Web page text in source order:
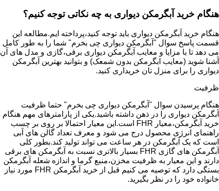
هنگام خرید آبگرمکن دیواری به چه نکاتی توجه کنیم؟
هنگام خرید آبگرمکن دیواری باید توجه کنید،پرداخته ایم.مطالعه این
قسمت پاسخ سوال "آبگرمکن دیواری چی بخرم" شما را به طور کامل
می دهد تا با مزایا و معایب آبگرمکن دیواری برقی،گازی و مدل های آن
آشنا شوید (معایب ابگرمکن بدون شمعک) و بتوانید بهترین آبگرمکن
دیواری را برای منزل تان خریداری کنید.
ظرفیت
هنگام پرسیدن سوال "آبگرمکن دیواری چی بخرم" حتما ظرفیت
آبگرمکن دیواری را در ذهن داشته باشید.یکی از پارامترهای مهم هنگام
خرید آبگرمکن،معیار FHR است.این معیار احتمالا بر روی بر چسب
راهنمای انرژی محصول درج می شود و معرف تعداد گالن های آبی
است که یک آبگرمکن در هر ساعت می تواند تولید کند.بطور کلی
آبگرمکن های گازی FHR بسیار بالاتری نسبت به آبگرمکن های برقی
دارند و این معیار به ظرفیت مخزن،منبع گرما و اندازه شعله آبگرمکن
بستگی دارد که توصیه می کنیم قبل از خرید آبگرمکن FHR مورد نیاز
خانواده خود را در نظر بگیرید.